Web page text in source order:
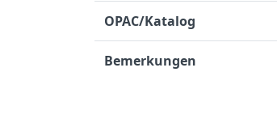
OPAC/Katalog
Bemerkungen